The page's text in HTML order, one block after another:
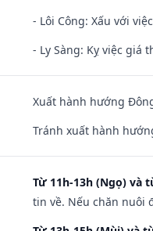
- Lôi Công: Xấu với
- Ly Sàng: Kỵ việc giá
Xuất hành hướng
Tránh xuất hành
Từ 11h-13h (Ngọ) và
tin về. Nếu chăn nuôi